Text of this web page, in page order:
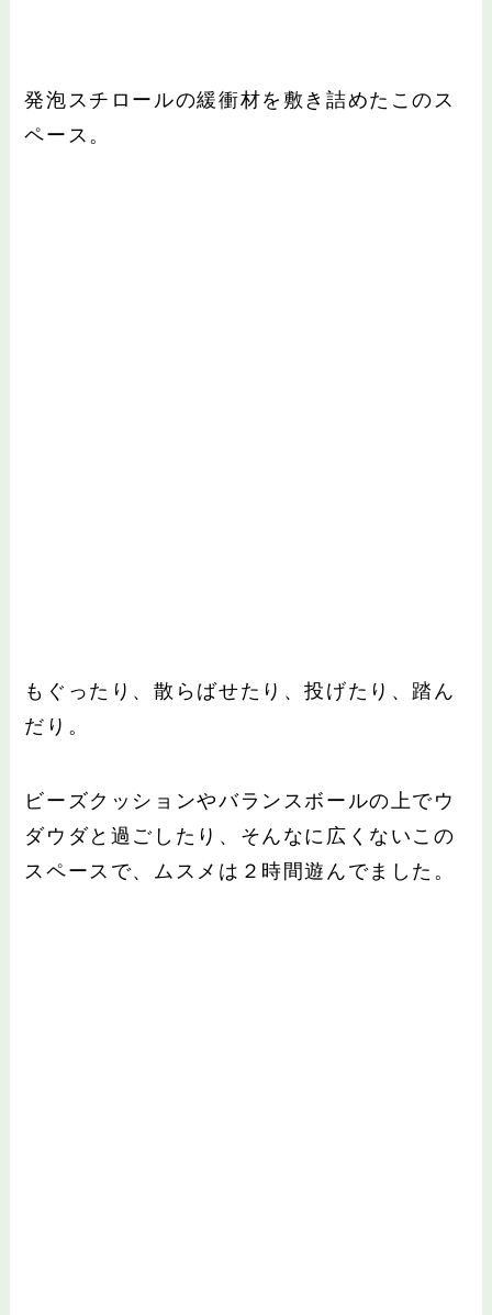
発泡スチロールの緩衝材を敷き詰めたこのス
ペース。
もぐったり、散らばせたり、投げたり、踏ん
だり。
ビーズクッションやバランスボールの上でウ
ダウダと過ごしたり、そんなに広くないこの
スペースで、ムスメは２時間遊んでました。